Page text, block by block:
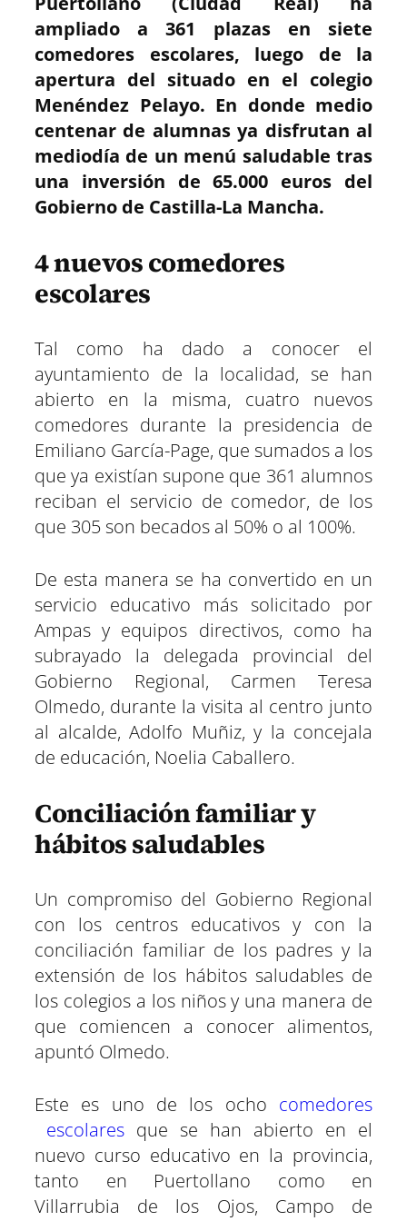
a
r
t
i
e
n
i
t
t
e
)
a
i
e
n
b
k
a
r
t
i
e
n
s
A
p
p
a
r
t
r
g
r
a
m
a
r
t
i
r
e
n
e
r
e
s
t
a
r
t
e
n
e
d
I
ampliado a 361 plazas en siete
comedores escolares, luego de la
apertura del situado en el colegio
Menéndez Pelayo. En donde medio
centenar de alumnas ya disfrutan al
mediodía de un menú saludable tras
una inversión de 65.000 euros del
Gobierno de Castilla-La Mancha.
4 nuevos comedores
escolares
Tal como ha dado a conocer el
ayuntamiento de la localidad, se han
abierto en la misma, cuatro nuevos
comedores durante la presidencia de
Emiliano García-Page, que sumados a los
que ya existían supone que 361 alumnos
reciban el servicio de comedor, de los
que 305 son becados al 50% o al 100%.
De esta manera se ha convertido en un
servicio educativo más solicitado por
Ampas y equipos directivos, como ha
subrayado la delegada provincial del
Gobierno Regional, Carmen Teresa
Olmedo, durante la visita al centro junto
al alcalde, Adolfo Muñiz, y la concejala
de educación, Noelia Caballero.
Conciliación familiar y
hábitos saludables
Un compromiso del Gobierno Regional
con los centros educativos y con la
conciliación familiar de los padres y la
extensión de los hábitos saludables de
los colegios a los niños y una manera de
que comiencen a conocer alimentos,
apuntó Olmedo.
Este es uno de los ocho comedores
escolares que se han abierto en el
nuevo curso educativo en la provincia,
tanto en Puertollano como en
Villarrubia de los Ojos, Campo de